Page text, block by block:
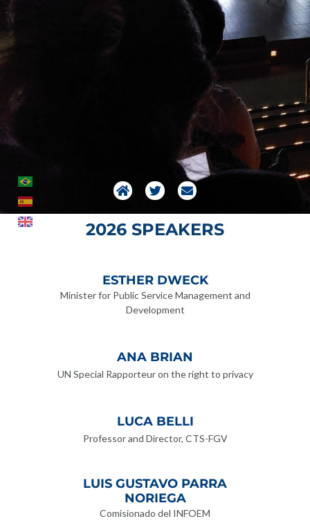
2026 SPEAKERS
ESTHER DWECK
Minister for Public Service Management and
Development
ANA BRIAN
UN Special Rapporteur on the right to privacy
LUCA BELLI
Professor and Director, CTS-FGV
LUIS GUSTAVO PARRA
NORIEGA
Comisionado del INFOEM